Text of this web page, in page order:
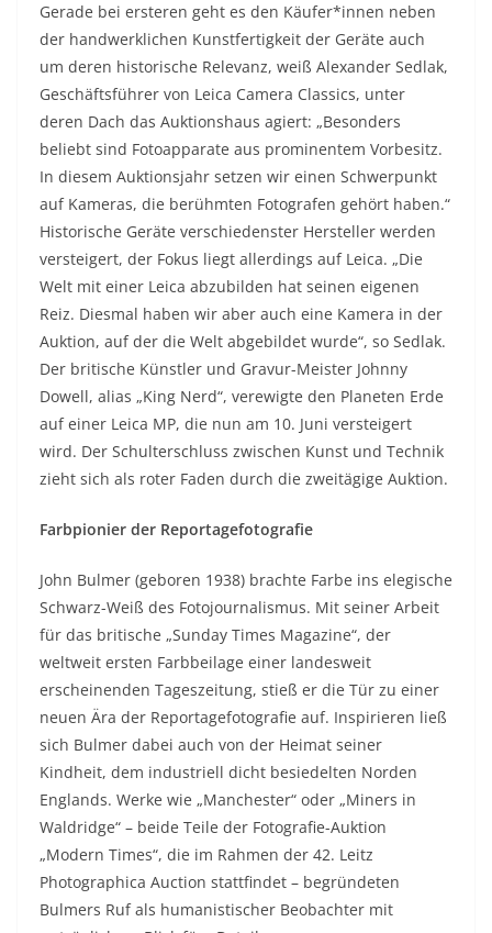
Gerade bei ersteren geht es den Käufer*innen neben
der handwerklichen Kunstfertigkeit der Geräte auch
um deren historische Relevanz, weiß Alexander Sedlak,
Geschäftsführer von Leica Camera Classics, unter
deren Dach das Auktionshaus agiert: „Besonders
beliebt sind Fotoapparate aus prominentem Vorbesitz.
In diesem Auktionsjahr setzen wir einen Schwerpunkt
auf Kameras, die berühmten Fotografen gehört haben.“
Historische Geräte verschiedenster Hersteller werden
versteigert, der Fokus liegt allerdings auf Leica. „Die
Welt mit einer Leica abzubilden hat seinen eigenen
Reiz. Diesmal haben wir aber auch eine Kamera in der
Auktion, auf der die Welt abgebildet wurde“, so Sedlak.
Der britische Künstler und Gravur-Meister Johnny
Dowell, alias „King Nerd“, verewigte den Planeten Erde
auf einer Leica MP, die nun am 10. Juni versteigert
wird. Der Schulterschluss zwischen Kunst und Technik
zieht sich als roter Faden durch die zweitägige Auktion.
Farbpionier der Reportagefotografie
John Bulmer (geboren 1938) brachte Farbe ins elegische
Schwarz-Weiß des Fotojournalismus. Mit seiner Arbeit
für das britische „Sunday Times Magazine“, der
weltweit ersten Farbbeilage einer landesweit
erscheinenden Tageszeitung, stieß er die Tür zu einer
neuen Ära der Reportagefotografie auf. Inspirieren ließ
sich Bulmer dabei auch von der Heimat seiner
Kindheit, dem industriell dicht besiedelten Norden
Englands. Werke wie „Manchester“ oder „Miners in
Waldridge“ – beide Teile der Fotografie-Auktion
„Modern Times“, die im Rahmen der 42. Leitz
Photographica Auction stattfindet – begründeten
Bulmers Ruf als humanistischer Beobachter mit